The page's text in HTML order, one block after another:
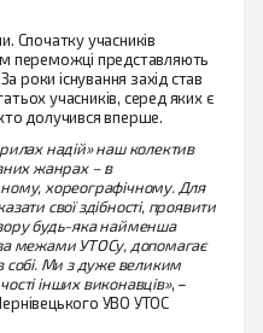
Спочатку учасників
переможці представляють
роки існування захід став
учасників, серед яких є
хто долучився вперше.
надій» наш колектив
жанрах – в
хореографічному. Для
свої здібності, проявити
будь-яка найменша
межами УТОСу, допомагає
собі. Ми з дуже великим
інших виконавців», –
УВО УТОС